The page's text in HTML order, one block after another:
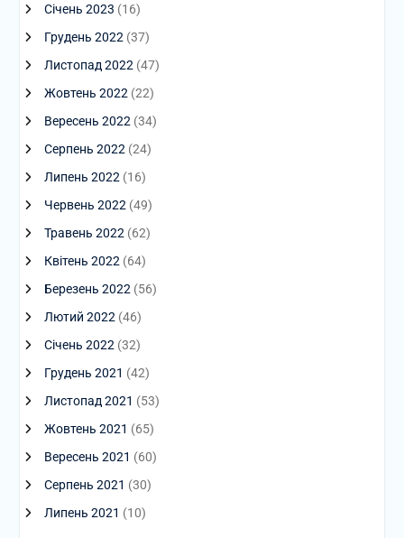
Січень 2023 (16)
Грудень 2022 (37)
Листопад 2022 (47)
Жовтень 2022 (22)
Вересень 2022 (34)
Серпень 2022 (24)
Липень 2022 (16)
Червень 2022 (49)
Травень 2022 (62)
Квітень 2022 (64)
Березень 2022 (56)
Лютий 2022 (46)
Січень 2022 (32)
Грудень 2021 (42)
Листопад 2021 (53)
Жовтень 2021 (65)
Вересень 2021 (60)
Серпень 2021 (30)
Липень 2021 (10)